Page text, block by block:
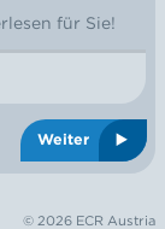
für Sie!
Weiter
© 2026 ECR Austria